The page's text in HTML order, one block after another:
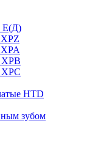
Е(Д)
HTD
зубом